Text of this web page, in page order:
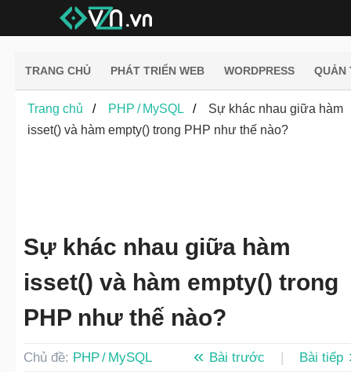
TRANG CHỦ PHÁT TRIỂN WEB WORDPRESS QUẢN
Trang chủ PHP / MySQL
Sự khác nhau giữa hàm
isset() và hàm empty() trong PHP như thế nào?
Sự khác nhau giữa hàm
isset() và hàm empty() trong
PHP như thế nào?
Chủ đề: PHP / MySQL Bài trước | Bài tiếp